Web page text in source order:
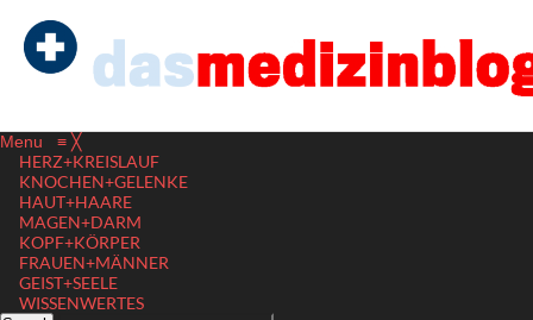
Menu ≡ ╳
HERZ+KREISLAUF
KNOCHEN+GELENKE
HAUT+HAARE
MAGEN+DARM
KOPF+KÖRPER
FRAUEN+MÄNNER
GEIST+SEELE
WISSENWERTES